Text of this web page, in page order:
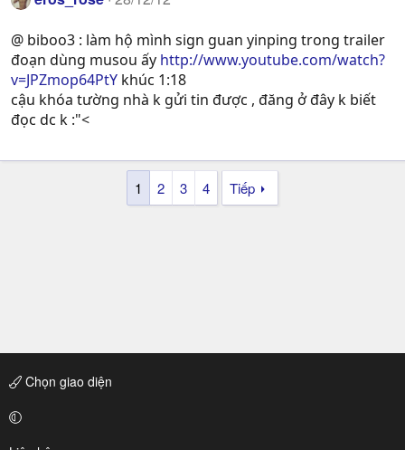
@ biboo3 : làm hộ mình sign guan yinping trong trailer
đoạn dùng musou ấy http://www.youtube.com/watch?
v=JPZmop64PtY khúc 1:18
cậu khóa tường nhà k gửi tin được , đăng ở đây k biết
đọc dc k :"<
1 2 3 4 Tiếp
Chọn giao diện